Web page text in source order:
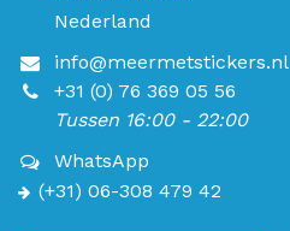
Nederland
info@meermetstickers.nl
+31 (0) 76 369 05 56
Tussen 16:00 - 22:00
WhatsApp
(+31) 06-308 479 42